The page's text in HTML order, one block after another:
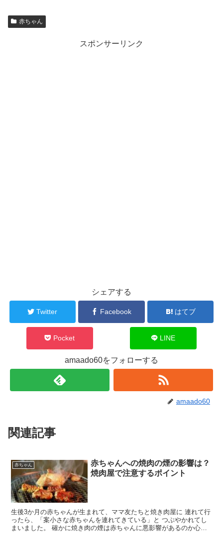
赤ちゃん
スポンサーリンク
シェアする
Twitter Facebook はてブ
Pocket LINE
amaado60をフォローする
amaado60
関連記事
赤ちゃん
赤ちゃんへの焼肉の煙の影響は？
焼肉屋で注意するポイント
生後3か月の赤ちゃんが生まれて、ママ友たちと焼き肉屋に 連れて行
ったら、「案小さな赤ちゃんを連れてきている」と つぶやかれてし
まいました。 確かに焼き肉の煙は赤ちゃんに悪影響があるのか心配